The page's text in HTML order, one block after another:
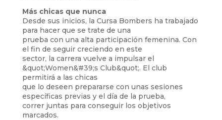
Más chicas que nunca
Desde sus inicios, la Cursa Bombers ha trabajado
para hacer que se trate de una
prueba con una alta participación femenina. Con
el fin de seguir creciendo en este
sector, la carrera vuelve a impulsar el
&quot;Women&#39;s Club&quot;. El club
permitirá a las chicas
que lo deseen prepararse con unas sesiones
específicas previas y el día de la prueba,
correr juntas para conseguir los objetivos
marcados.